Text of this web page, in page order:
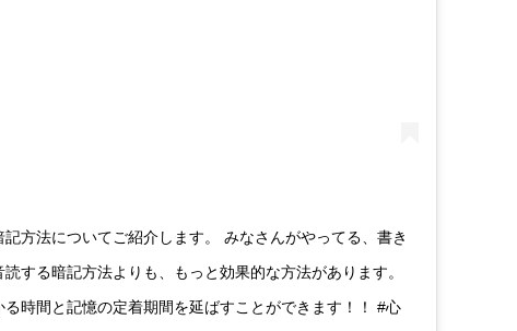
方法についてご紹介します。 みなさんがやってる、書き
する暗記方法よりも、もっと効果的な方法があります。
る時間と記憶の定着期間を延ばすことができます！！ #心